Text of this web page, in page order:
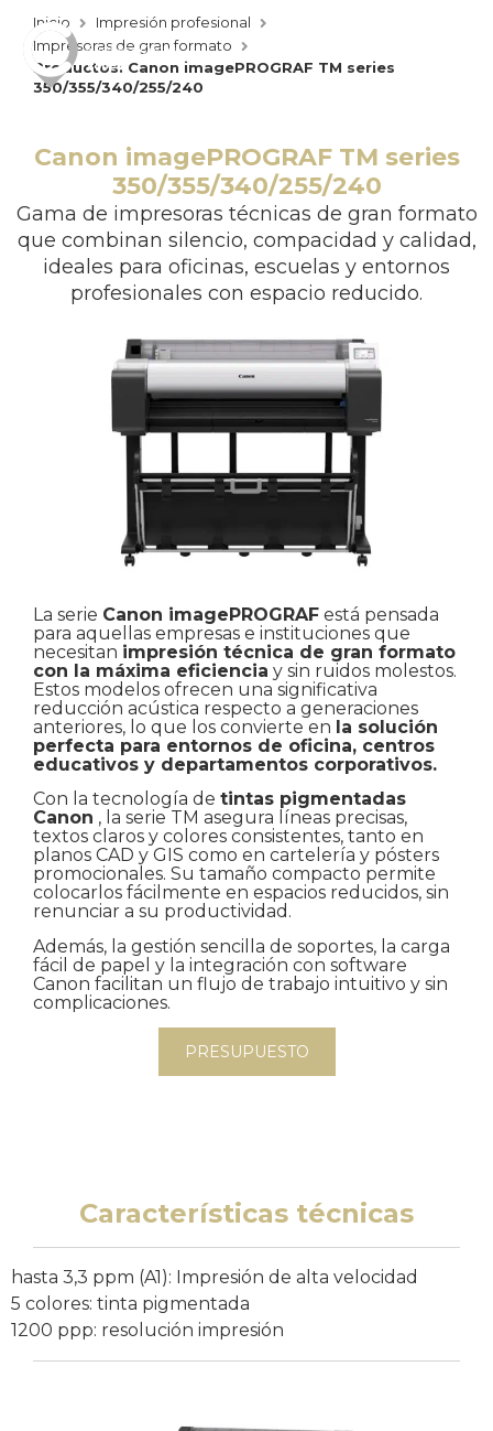
Inicio
Impresión profesional
Impresoras de gran formato
Productos: Canon imagePROGRAF TM series
350/355/340/255/240
Canon imagePROGRAF TM series
350/355/340/255/240
Gama de impresoras técnicas de gran formato
que combinan silencio, compacidad y calidad,
ideales para oficinas, escuelas y entornos
profesionales con espacio reducido.
La serie Canon imagePROGRAF está pensada
para aquellas empresas e instituciones que
necesitan impresión técnica de gran formato
con la máxima eficiencia y sin ruidos molestos.
Estos modelos ofrecen una significativa
reducción acústica respecto a generaciones
anteriores, lo que los convierte en la solución
perfecta para entornos de oficina, centros
educativos y departamentos corporativos.
Con la tecnología de tintas pigmentadas
Canon , la serie TM asegura líneas precisas,
textos claros y colores consistentes, tanto en
planos CAD y GIS como en cartelería y pósters
promocionales. Su tamaño compacto permite
colocarlos fácilmente en espacios reducidos, sin
renunciar a su productividad.
Además, la gestión sencilla de soportes, la carga
fácil de papel y la integración con software
Canon facilitan un flujo de trabajo intuitivo y sin
complicaciones.
PRESUPUESTO
Características técnicas
hasta 3,3 ppm (A1): Impresión de alta velocidad
5 colores: tinta pigmentada
1200 ppp: resolución impresión